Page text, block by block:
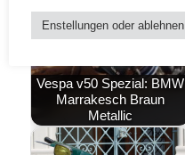
Vespa v50 Spezial: BMW
Marrakesch Braun
Metallic
Enstellungen oder ablehnen